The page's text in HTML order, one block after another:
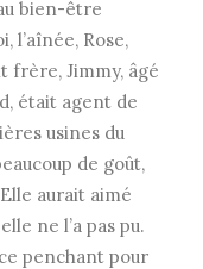
bien-être
l’aînée, Rose,
frère, Jimmy, âgé
était agent de
usines du
de goût,
aurait aimé
ne l’a pas pu.
penchant pour